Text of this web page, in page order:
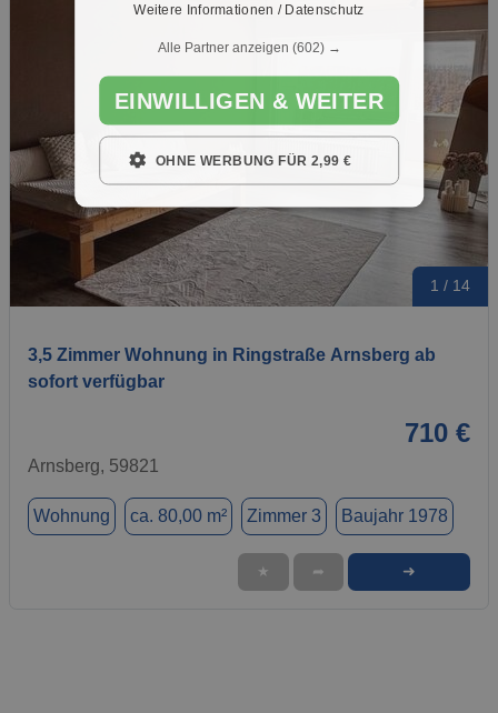
1 / 14
3,5 Zimmer Wohnung in Ringstraße Arnsberg ab
sofort verfügbar
710 €
Arnsberg, 59821
Wohnung ca. 80,00 m² Zimmer 3 Baujahr 1978
★ ➦ ➜
Weitere Informationen / Datenschutz
Alle Partner anzeigen (602) →
EINWILLIGEN & WEITER
OHNE WERBUNG FÜR 2,99 €